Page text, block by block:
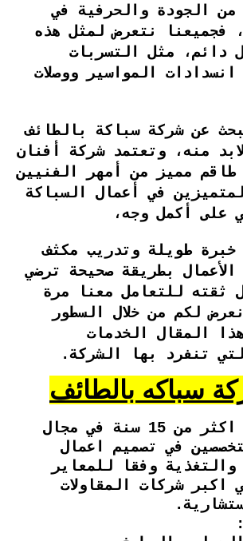
من الجودة والحرفية في
فجميعنا نتعرض لمثل هذه
دائم، مثل التسربات
المواسير ووصلات
عن شركة سباكة بالطائف
منه، وتعتمد شركة أفنان
طاقم مميز من أمهر الفنيين
في أعمال السباكة
على أكمل وجه،
خبرة طويلة وتدريب مكثف
بطريقة صحيحة ترضي
ثقته للتعامل معنا مرة
لكم من خلال السطور
المقال الخدمات
تنفرد بها الشركة.
سباكه بالطائف
سباكين(خبرة اكثر من 15 سنة في مجال
في تصميم اعمال
والتغذية وفقا للمعاير
اكبر شركات المقاولات